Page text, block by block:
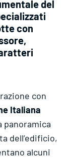
del
con
con
Italiana
panoramica
dell’edificio,
alcuni